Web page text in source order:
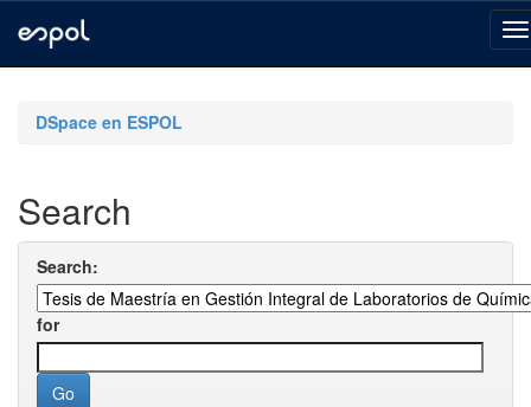
navigationDSpace en ESPOL
Search
Search:
for